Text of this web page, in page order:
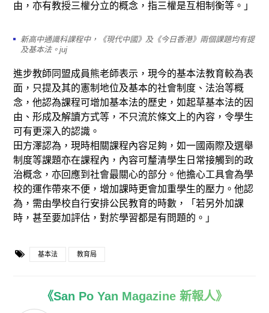
由，亦有教授三權分立的概念，指三權是互相制衡等。」
新高中通識科課程中，《現代中國》及《今日香港》兩個課題均有提
及基本法。juj
進步教師同盟成員熊老師表示，現今的基本法教育較為表
面，只提及其的憲制地位及基本的社會制度、法治等概
念，他認為課程可增加基本法的歷史，如起草基本法的因
由、形成及解讀方式等，不只流於條文上的內容，令學生
可有更深入的認識。
田方澤認為，現時相關課程內容足夠，如一國兩際及選舉
制度等課題亦在課程內，內容可釐清學生日常接觸到的政
治概念，亦回應到社會最關心的部分。他擔心工具會為學
校的運作帶來不便，增加課時更會加重學生的壓力。他認
為，需由學校自行安排公民教育的時數，「若另外加課
時，甚至要加評估，對於學習都是有問題的。」
基本法 教育局
《San Po Yan Magazine 新報人》